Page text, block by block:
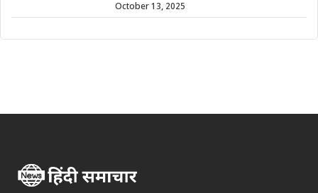
October 13, 2025